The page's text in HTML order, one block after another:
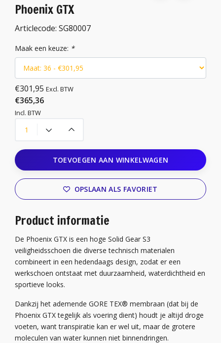
Phoenix GTX
Articlecode: SG80007
Maak een keuze: *
€301,95 Excl. BTW
€365,36
Incl. BTW
TOEVOEGEN AAN WINKELWAGEN
OPSLAAN ALS FAVORIET
Product informatie
De Phoenix GTX is een hoge Solid Gear S3
veiligheidsschoen die diverse technisch materialen
combineert in een hedendaags design, zodat er een
werkschoen ontstaat met duurzaamheid, waterdichtheid en
sportieve looks.
Dankzij het ademende GORE TEX® membraan (dat bij de
Phoenix GTX tegelijk als voering dient) houdt je altijd droge
voeten, want transpiratie kan er wel uit, maar de grotere
moleculen van water kunnen niet binnendringen.